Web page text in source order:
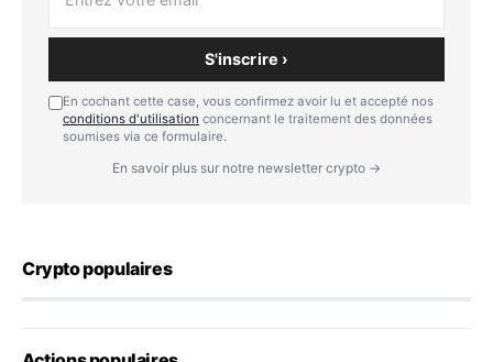
S'inscrire ›
En cochant cette case, vous confirmez avoir lu et accepté nos
conditions d'utilisation concernant le traitement des données
soumises via ce formulaire.
En savoir plus sur notre newsletter crypto →
Crypto populaires